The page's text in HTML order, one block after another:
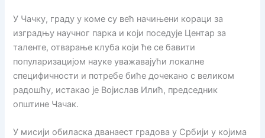
У Чачку, граду у коме су већ начињени кораци за
изградњу научног парка и који поседује Центар за
таленте, отварање клуба који ће се бавити
популаризацијом науке уважавајући локалне
специфичности и потребе биће дочекано с великом
радошћу, истакао је Војислав Илић, председник
општине Чачак.
У мисији обиласка дванаест градова у Србији у којима